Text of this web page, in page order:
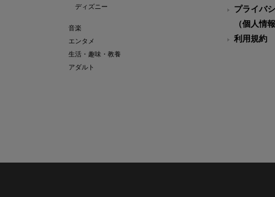
ディズニー
音楽
エンタメ
生活・趣味・教養
アダルト
プライバ
（個人情
利用規約